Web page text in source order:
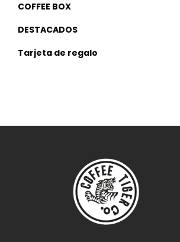
COFFEE BOX
DESTACADOS
Tarjeta de regalo